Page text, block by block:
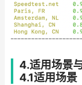
4.适用场景
4.1适用场景